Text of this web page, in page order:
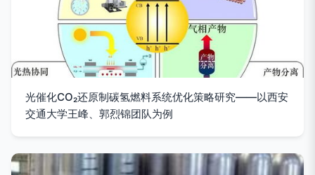
光催化CO₂还原制碳氢燃料系统优化策略研究——以西安
交通大学王峰、郭烈锦团队为例